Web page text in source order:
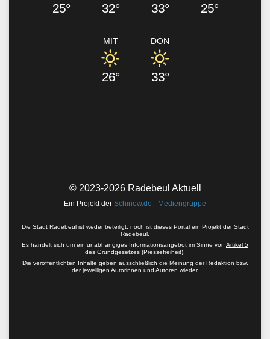
25° 32° 33° 25°
MIT
26°
DON
33°
© 2023-2026 Radebeul Aktuell
Ein Projekt der Schinew.de - Mediengruppe
Die Stadt Radebeul ist weder beteiligt, noch ist dieses Portal ein Projekt der Stadt
Radebeul.
Es handelt sich um ein unabhängiges Informationsangebot im Sinne von Artikel 5
des Grundgesetzes (Pressefreiheit).
Die veröffentlichten Inhalte geben ausschließlich die Meinung der Redaktion bzw.
der jeweiligen Autorinnen und Autoren wieder.